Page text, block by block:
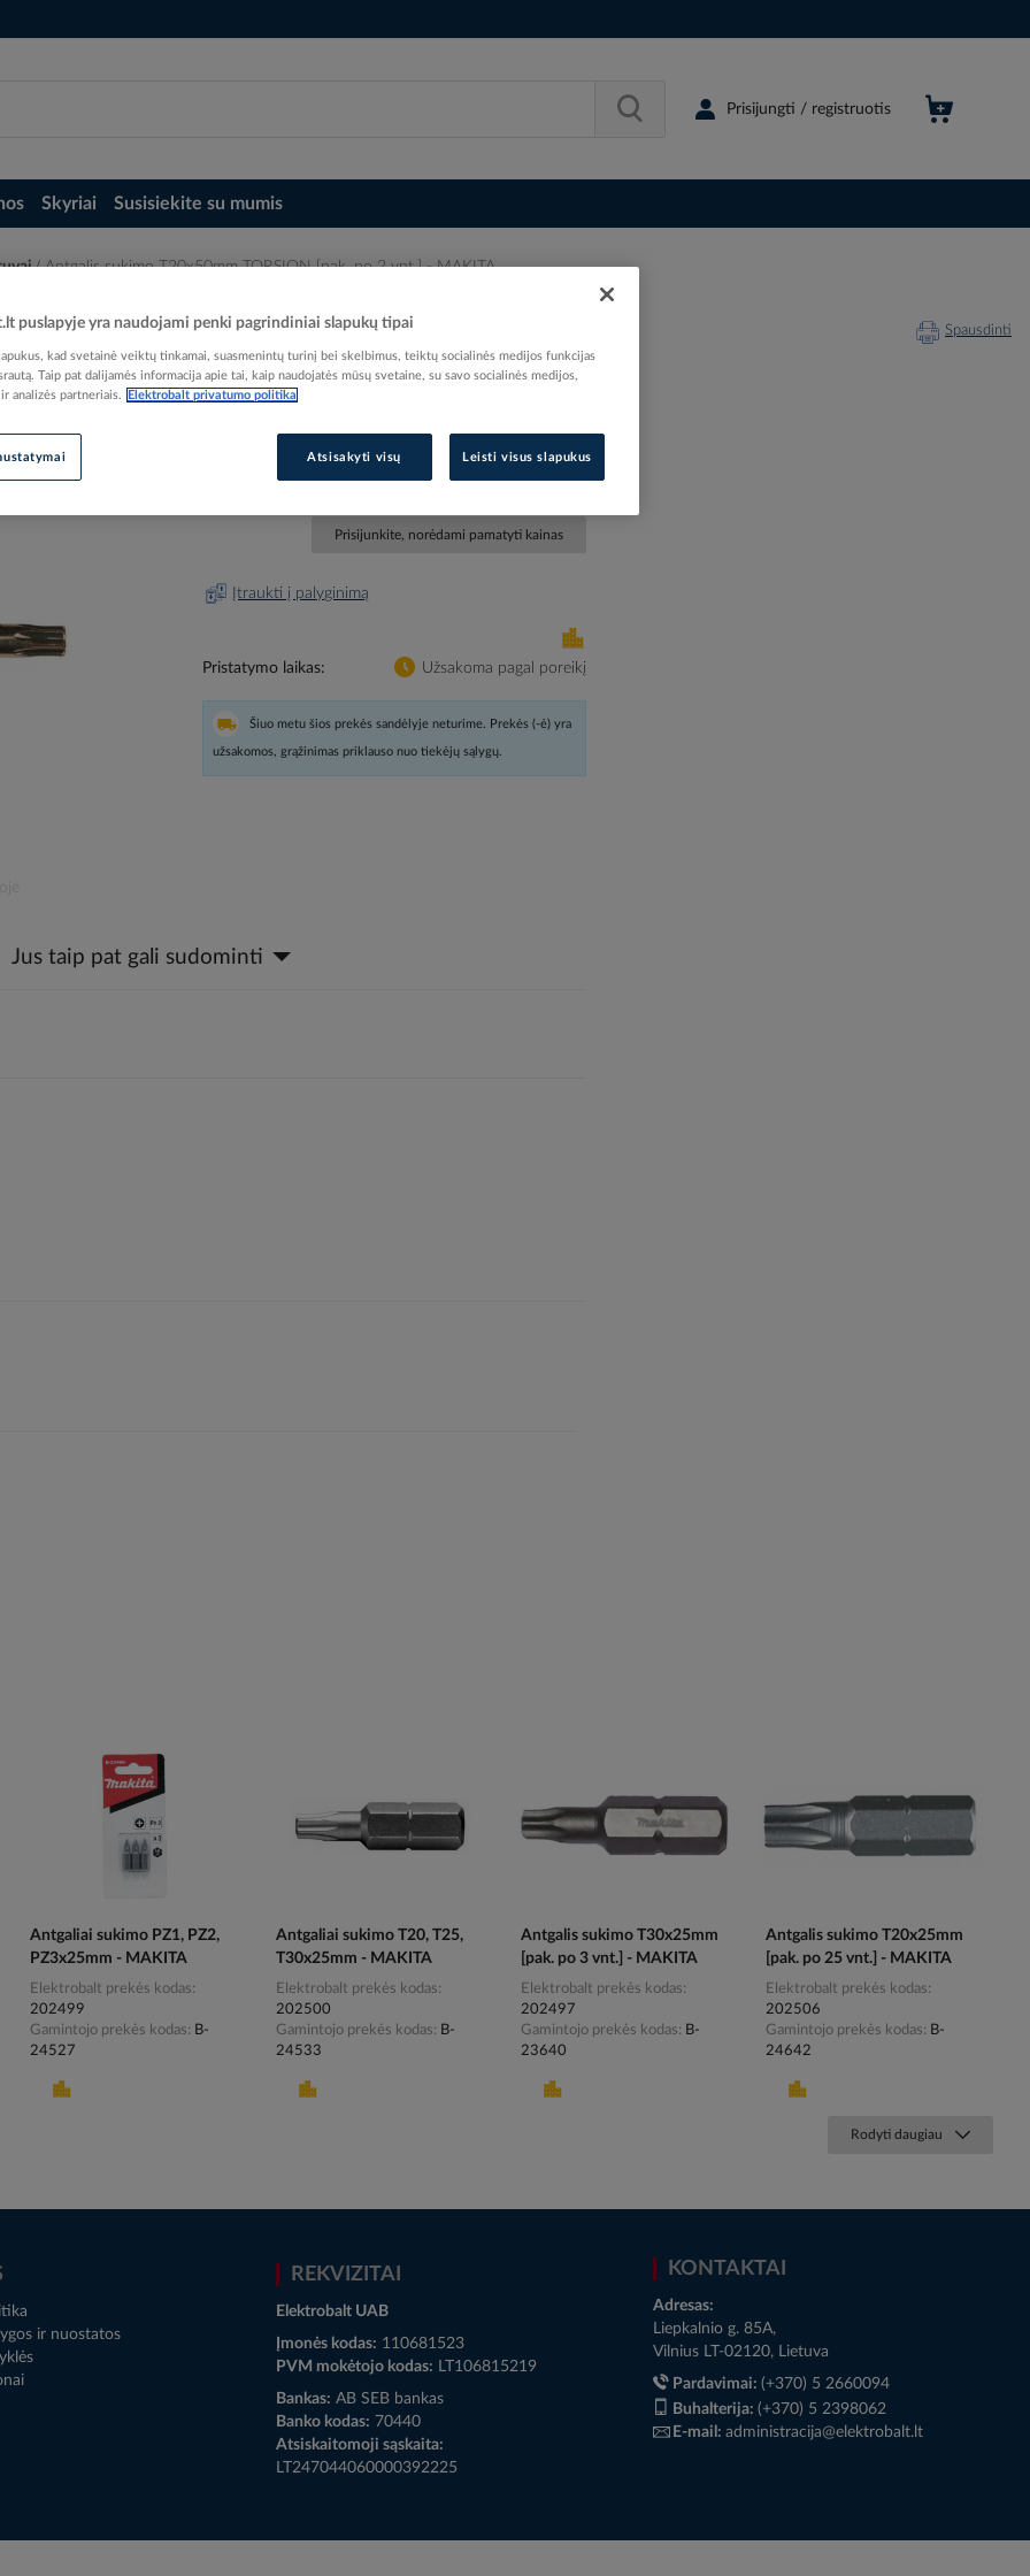
Prisijungti / registruotis
Skyriai Susisiekite su mumis
Antgalis sukimo T20x50mm TORSION [pak. po 2 vnt.] - MAKITA
po 2 vnt.] - MAKITA Spausdinti
Elektrobalt prekės kodas
202543
Gamintojo prekės kodas
B-28248
Prisijunkite, norėdami pamatyti kainas
Įtraukti į palyginimą
Pristatymo laikas Užsakoma pagal poreikį
Šiuo metu šios prekės sandėlyje neturime. Prekės (-ė) yra
užsakomos, grąžinimas priklauso nuo tiekėjų sąlygų.
Jus taip pat gali sudominti
Antgaliai sukimo PZ1, PZ2,
PZ3x25mm - MAKITA
Elektrobalt prekės kodas
202499
Gamintojo prekės kodas
B-
24527
Antgaliai sukimo T20, T25,
T30x25mm - MAKITA
Elektrobalt prekės kodas
202500
Gamintojo prekės kodas
B-
24533
Antgalis sukimo T30x25mm
[pak. po 3 vnt.] - MAKITA
Elektrobalt prekės kodas
202497
Gamintojo prekės kodas
B-
23640
Antgalis sukimo T20x25mm
[pak. po 25 vnt.] - MAKITA
Elektrobalt prekės kodas
202506
Gamintojo prekės kodas
B-
24642
Rodyti daugiau
ir nuostatos
REKVIZITAI
Elektrobalt UAB
Įmonės kodas: 110681523
PVM mokėtojo kodas: LT106815219
Bankas: AB SEB bankas
Banko kodas: 70440
Atsiskaitomoji sąskaita:
LT247044060000392225
KONTAKTAI
Adresas:
Liepkalnio g. 85A,
Vilnius LT-02120, Lietuva
Pardavimai: (+370) 5 2660094
Buhalterija: (+370) 5 2398062
E-mail: administracija@elektrobalt.lt
puslapyje yra naudojami penki pagrindiniai slapukų tipai
kad svetainė veiktų tinkamai, suasmenintų turinį bei skelbimus, teiktų socialinės medijos funkcijas
Taip pat dalijamės informacija apie tai, kaip naudojatės mūsų svetaine, su savo socialinės medijos,
analizės partneriais.
Elektrobalt privatumo politika
Atsisakyti visų Leisti visus slapukus